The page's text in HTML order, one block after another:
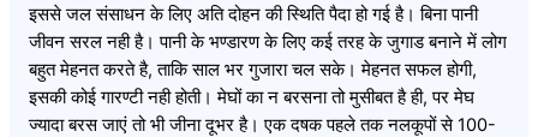
इससे जल संसाधन के लिए अति दोहन की स्थिति पैदा हो गई है। बिना पानी
जीवन सरल नही है। पानी के भण्डारण के लिए कई तरह के जुगाड बनाने में लोग
बहुत मेहनत करते है, ताकि साल भर गुजारा चल सके। मेहनत सफल होगी,
इसकी कोई गारण्टी नही होती। मेघों का न बरसना तो मुसीबत है ही, पर मेघ
ज्यादा बरस जाएं तो भी जीना दूभर है। एक दषक पहले तक नलकूपों से 100-